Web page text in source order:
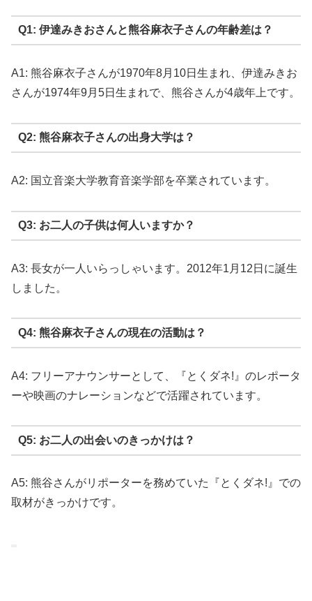
Q1: 伊達みきおさんと熊谷麻衣子さんの年齢差は？
A1: 熊谷麻衣子さんが1970年8月10日生まれ、伊達みきお
さんが1974年9月5日生まれで、熊谷さんが4歳年上です。
Q2: 熊谷麻衣子さんの出身大学は？
A2: 国立音楽大学教育音楽学部を卒業されています。
Q3: お二人の子供は何人いますか？
A3: 長女が一人いらっしゃいます。2012年1月12日に誕生
しました。
Q4: 熊谷麻衣子さんの現在の活動は？
A4: フリーアナウンサーとして、『とくダネ!』のレポータ
ーや映画のナレーションなどで活躍されています。
Q5: お二人の出会いのきっかけは？
A5: 熊谷さんがリポーターを務めていた『とくダネ!』での
取材がきっかけです。